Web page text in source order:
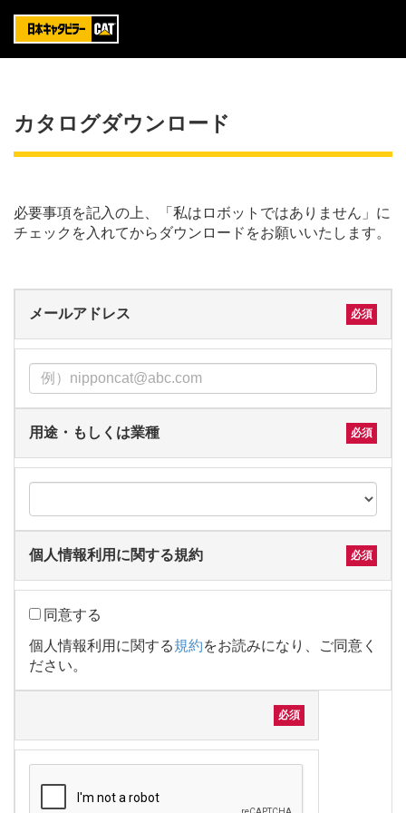
カタログダウンロード
必要事項を記入の上、「私はロボットではありません」に
チェックを入れてからダウンロードをお願いいたします。
メールアドレス
用途・もしくは業種
個人情報利用に関する規約
同意する
個人情報利用に関する規約をお読みになり、ご同意く
ださい。